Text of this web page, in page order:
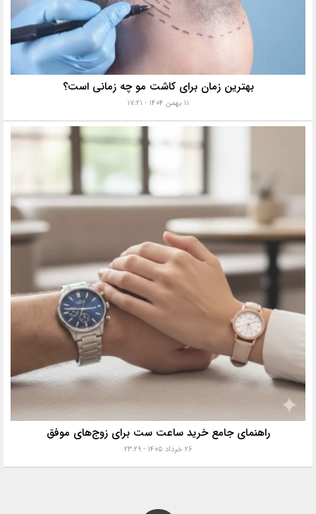
بهترین زمان برای کاشت مو چه زمانی است؟
۱۱ بهمن ۱۴۰۴ - ۱۷:۲۱
راهنمای جامع خرید ساعت ست برای زوج‌های موفق
۲۶ خرداد ۱۴۰۵ - ۲۳:۲۹